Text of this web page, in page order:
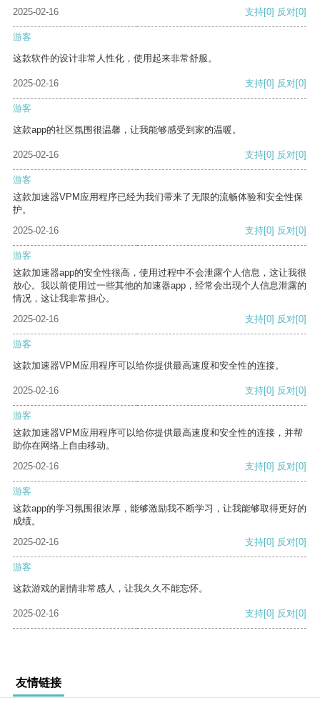
2025-02-16 支持[0] 反对[0]
游客
这款软件的设计非常人性化，使用起来非常舒服。
2025-02-16 支持[0] 反对[0]
游客
这款app的社区氛围很温馨，让我能够感受到家的温暖。
2025-02-16 支持[0] 反对[0]
游客
这款加速器VPM应用程序已经为我们带来了无限的流畅体验和安全性保
护。
2025-02-16
支持[0] 反对[0]
游客
这款加速器app的安全性很高，使用过程中不会泄露个人信息，这让我很
放心。我以前使用过一些其他的加速器app，经常会出现个人信息泄露的
情况，这让我非常担心。
2025-02-16
支持[0] 反对[0]
游客
这款加速器VPM应用程序可以给你提供最高速度和安全性的连接。
2025-02-16 支持[0] 反对[0]
游客
这款加速器VPM应用程序可以给你提供最高速度和安全性的连接，并帮
助你在网络上自由移动。
2025-02-16
支持[0] 反对[0]
游客
这款app的学习氛围很浓厚，能够激励我不断学习，让我能够取得更好的
成绩。
2025-02-16
支持[0] 反对[0]
游客
这款游戏的剧情非常感人，让我久久不能忘怀。
2025-02-16 支持[0] 反对[0]
友情链接